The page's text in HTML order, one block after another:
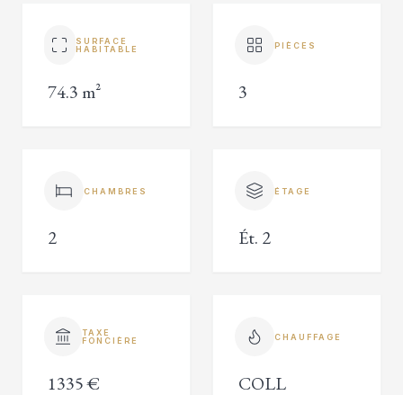
SURFACE
HABITABLE
74.3 m²
PIÈCES
3
CHAMBRES
2
ÉTAGE
Ét. 2
TAXE
FONCIÈRE
1335 €
CHAUFFAGE
COLL